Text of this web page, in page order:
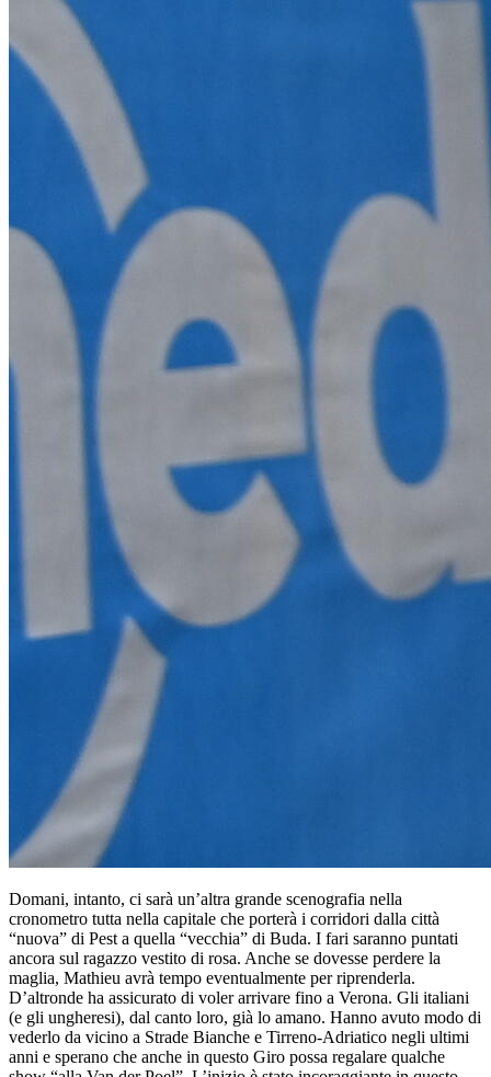
Domani, intanto, ci sarà un’altra grande scenografia nella
cronometro tutta nella capitale che porterà i corridori dalla città
“nuova” di Pest a quella “vecchia” di Buda. I fari saranno puntati
ancora sul ragazzo vestito di rosa. Anche se dovesse perdere la
maglia, Mathieu avrà tempo eventualmente per riprenderla.
D’altronde ha assicurato di voler arrivare fino a Verona. Gli italiani
(e gli ungheresi), dal canto loro, già lo amano. Hanno avuto modo di
vederlo da vicino a Strade Bianche e Tirreno-Adriatico negli ultimi
anni e sperano che anche in questo Giro possa regalare qualche